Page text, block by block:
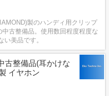
製のハンディ用クリップ
中古整備品。使用数回程度程度な
い美品です。
古整備品(耳かけな
イヤホン